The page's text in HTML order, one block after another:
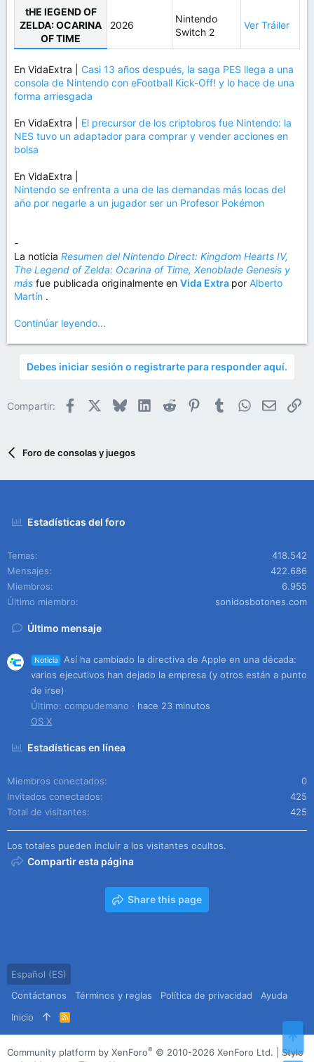
tHE lEGEND OF
ZELDA: OCARINA
OF TIME
2026
Nintendo
Switch 2
Ver Tráiler
En VidaExtra | Casi 13 años después, la saga PES llega a una
consola de Nintendo con eFootball Kick-Off! y lo hace de una
forma arriesgada
En VidaExtra | El precursor de los criptobros fue Nintendo: la
NES tuvo un adaptador para comprar y vender acciones en
bolsa
En VidaExtra |
Nintendo se enfrenta a una de las demandas más locas del
año por negarle a un jugador ser un Profesor Pokémon
-
La noticia Resumen del Nintendo Direct: Kingdom Hearts IV,
The Legend of Zelda: Ocarina of Time, Xenoblade Genesis y
más fue publicada originalmente en Vida Extra por Alberto
Martín .
Continúar leyendo...
Debes iniciar sesión o registrarte para responder aquí.
Compartir: Facebook BlueskyLinkedIn
Reddit PinterestTumblrWhatsApp
Email
Foro de consolas y juegos
Estadísticas del foro
Temas
418.542
Mensajes
422.686
Miembros
6.955
Último miembro
sonidosbotones.com
Último mensaje
Noticia
Así ha cambiado la directiva de Apple en una década:
varios ejecutivos han dejado la empresa (y otros están a punto
de irse)
Último: compudemano
hace 23 minutos
OS X
Estadísticas en línea
Miembros conectados
0
Invitados conectados
425
Total de visitantes
425
Los totales pueden incluir a los visitantes ocultos.
Compartir esta página
Share this page
Español (ES)
Contáctanos
Términos y reglas Política de privacidad
Ayuda
Inicio
R
S
Community platform by XenForo® © 2010-2026 XenForo Ltd.
Style